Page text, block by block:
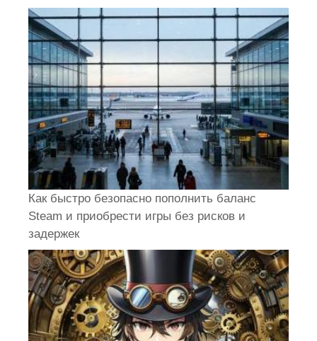
Как быстро безопасно пополнить баланс
Steam и приобрести игры без рисков и
задержек